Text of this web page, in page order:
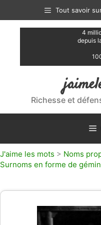
contenu
Tout savoir
4
depuis
Richesse et
J'aime les mots > Noms
Surnoms en forme de